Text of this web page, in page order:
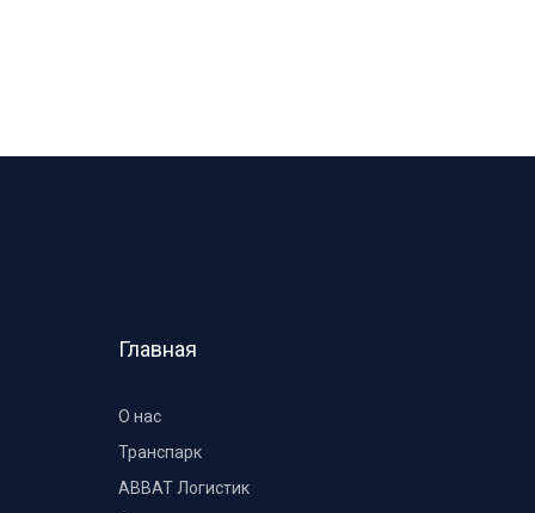
Главная
О нас
Транспарк
ABBAT Логистик